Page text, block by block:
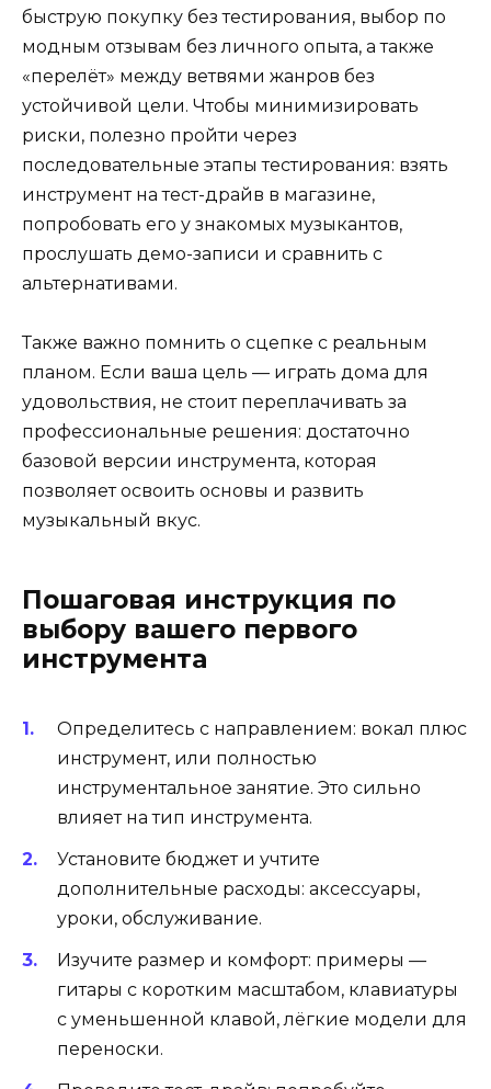
быструю покупку без тестирования, выбор по
модным отзывам без личного опыта, а также
«перелёт» между ветвями жанров без
устойчивой цели. Чтобы минимизировать
риски, полезно пройти через
последовательные этапы тестирования: взять
инструмент на тест-драйв в магазине,
попробовать его у знакомых музыкантов,
прослушать демо-записи и сравнить с
альтернативами.
Также важно помнить о сцепке с реальным
планом. Если ваша цель — играть дома для
удовольствия, не стоит переплачивать за
профессиональные решения: достаточно
базовой версии инструмента, которая
позволяет освоить основы и развить
музыкальный вкус.
Пошаговая инструкция по
выбору вашего первого
инструмента
Определитесь с направлением: вокал плюс
инструмент, или полностью
инструментальное занятие. Это сильно
влияет на тип инструмента.
Установите бюджет и учтите
дополнительные расходы: аксессуары,
уроки, обслуживание.
Изучите размер и комфорт: примеры —
гитары с коротким масштабом, клавиатуры
с уменьшенной клавой, лёгкие модели для
переноски.